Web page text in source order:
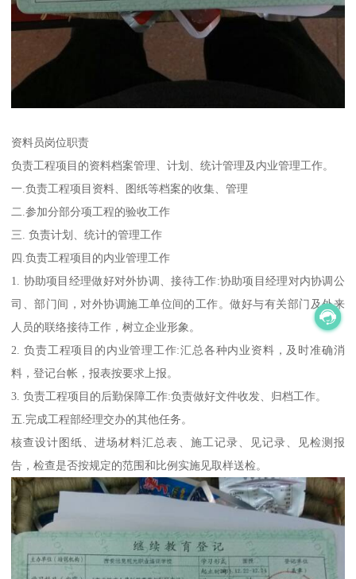
资料员岗位职责
负责工程项目的资料档案管理、计划、统计管理及内业管理工作。
一.负责工程项目资料、图纸等档案的收集、管理
二.参加分部分项工程的验收工作
三. 负责计划、统计的管理工作
四.负责工程项目的内业管理工作
1. 协助项目经理做好对外协调、接待工作:协助项目经理对内协调公
司、部门间，对外协调施工单位间的工作。做好与有关部门及外来
人员的联络接待工作，树立企业形象。
2. 负责工程项目的内业管理工作:汇总各种内业资料，及时准确消
料，登记台帐，报表按要求上报。
3. 负责工程项目的后勤保障工作:负责做好文件收发、归档工作。
五.完成工程部经理交办的其他任务。
核查设计图纸、进场材料汇总表、施工记录、见记录、见检测报
告，检查是否按规定的范围和比例实施见取样送检。